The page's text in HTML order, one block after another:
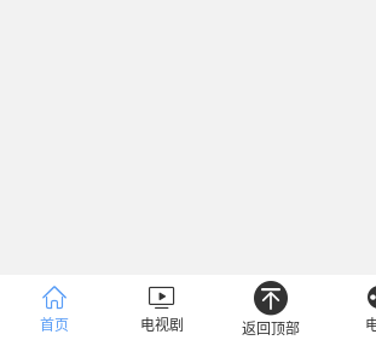
首页 电视剧 返回顶部